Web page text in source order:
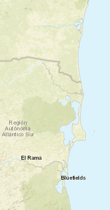
vers le
Parc
pour faire de la
appelé "toboggan
ferez votre dernier
de Ecotermales,
place.
- Réserve
du lac Arenal avec
volcan, puis montée
de Monteverde
un changement
de café,